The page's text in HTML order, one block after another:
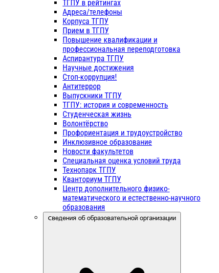
ТГПУ в рейтингах
Адреса/телефоны
Корпуса ТГПУ
Прием в ТГПУ
Повышение квалификации и
профессиональная переподготовка
Аспирантура ТГПУ
Научные достижения
Стоп-коррупция!
Антитеррор
Выпускники ТГПУ
ТГПУ: история и современность
Студенческая жизнь
Волонтёрство
Профориентация и трудоустройство
Инклюзивное образование
Новости факультетов
Специальная оценка условий труда
Технопарк ТГПУ
Кванториум ТГПУ
Центр дополнительного физико-
математического и естественно-научного
образования
Сведения об образовательной организации